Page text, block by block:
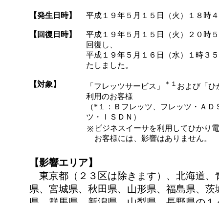
【発生日時】 平成１９年５月１５日（火）１８時
【回復日時】
平成１９年５月１５日（火）２０時
回復し、
平成１９年５月１６日（水）１時３
たしました。
【対象】 「フレッツサービス」 ＊１ および「ひ
利用のお客様
（*１：Ｂフレッツ、フレッツ・ＡＤ
ツ・ＩＳＤＮ）
※ ビジネスイーサを利用してひかり
お客様には、影響はありません。
【影響エリア】
東京都（２３区は除きます）、北海道、
県、宮城県、秋田県、山形県、福島県、茨